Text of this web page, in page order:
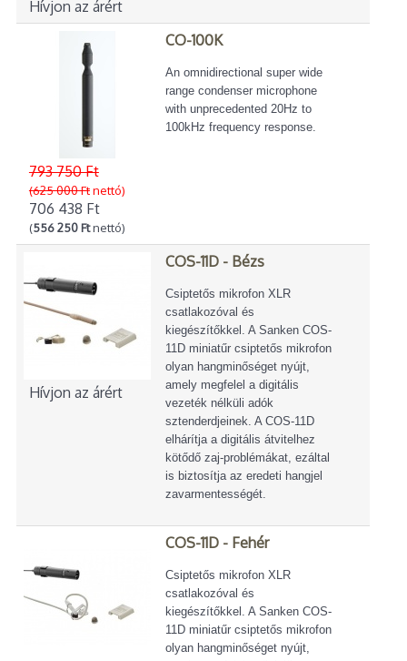
Hívjon az árért
793 750 Ft
(625 000 Ftnettó)
706 438 Ft
(556 250 Ftnettó)
CO-100K
An omnidirectional super wide
range condenser microphone
with unprecedented 20Hz to
100kHz frequency response.
Hívjon az árért
COS-11D - Bézs
Csiptetős mikrofon XLR
csatlakozóval és
kiegészítőkkel. A Sanken COS-
11D miniatűr csiptetős mikrofon
olyan hangminőséget nyújt,
amely megfelel a digitális
vezeték nélküli adók
sztenderdjeinek. A COS-11D
elhárítja a digitális átvitelhez
kötődő zaj-problémákat, ezáltal
is biztosítja az eredeti hangjel
zavarmentességét.
COS-11D - Fehér
Csiptetős mikrofon XLR
csatlakozóval és
kiegészítőkkel. A Sanken COS-
11D miniatűr csiptetős mikrofon
olyan hangminőséget nyújt,